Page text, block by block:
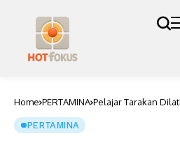
Home PERTAMINA Pelajar Tarakan
PERTAMINA